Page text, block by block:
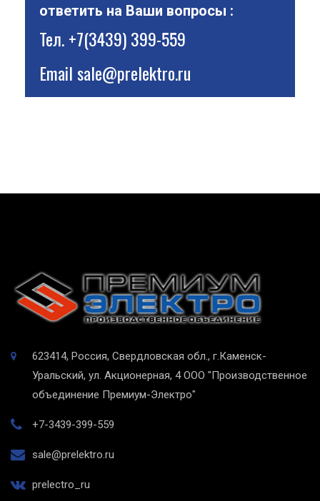
ответить на Ваши вопросы :
Тел.+7(3439) 399-559
Emailsale@prelektro.ru
623414, Россия, Свердловская обл., г.Каменск-
Уральский, ул. Акционерная, 4 ООО "Производственное
объединение Премиум-Электро"
+7-3439-399-559
sale@prelektro.ru
prelectro_ru